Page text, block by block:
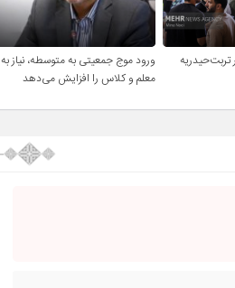
کنکور در تربت‌حیدریه
ورود موج جمعیتی به متوسطه، نیاز به
معلم و کلاس را افزایش می‌دهد